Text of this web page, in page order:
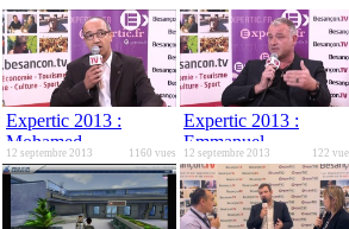
Expertic 2013 :
Mohamed
HARRATE FCI
12 septembre 2013 1160 vues
Expertic 2013 :
Emmanuel
DUMONT, Ville de
Besançon
12 septembre 2013 122